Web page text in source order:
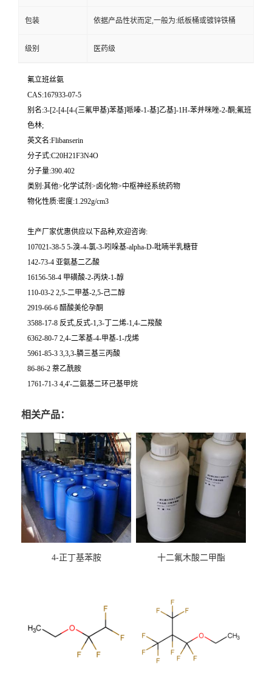
包装 依据产品性状而定,一般为:纸板桶或镀锌铁桶
级别 医药级
氟立班丝氨
CAS:167933-07-5
别名:3-[2-[4-[4-(三氟甲基)苯基]哌嗪-1-基]乙基]-1H-苯并咪唑-2-酮;氟班
色林;
英文名:Flibanserin
分子式:C20H21F3N4O
分子量:390.402
类别:其他>化学试剂>卤化物>中枢神经系统药物
物化性质:密度:1.292g/cm3
生产厂家优惠供应以下品种,欢迎咨询:
107021-38-5 5-溴-4-氯-3-吲哚基-alpha-D-吡喃半乳糖苷
142-73-4 亚氨基二乙酸
16156-58-4 甲磺酸-2-丙炔-1-醇
110-03-2 2,5-二甲基-2,5-己二醇
2919-66-6 醋酸美伦孕酮
3588-17-8 反式,反式-1,3-丁二烯-1,4-二羧酸
6362-80-7 2,4-二苯基-4-甲基-1-戊烯
5961-85-3 3,3,3-膦三基三丙酸
86-86-2 萘乙酰胺
1761-71-3 4,4'-二氨基二环己基甲烷
相关产品：
4-正丁基苯胺 十二氟木酸二甲酯